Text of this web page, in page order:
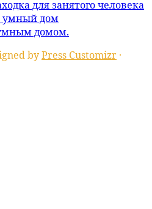
для занятого человека
умный дом
домом.
byPress Customizr ·